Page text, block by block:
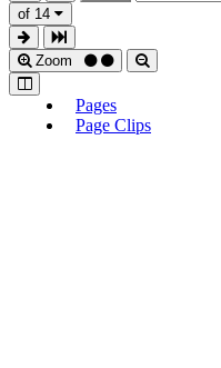
of 14
Zoom
Pages
Page Clips